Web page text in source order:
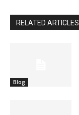
RELATED ARTICLES
Blog